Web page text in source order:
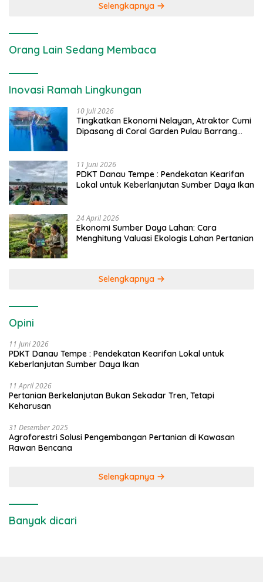
Selengkapnya
Orang Lain Sedang Membaca
Inovasi Ramah Lingkungan
10 Juli 2026
Tingkatkan Ekonomi Nelayan, Atraktor Cumi
Dipasang di Coral Garden Pulau Barrang
11 Juni 2026
PDKT Danau Tempe : Pendekatan Kearifan
Lokal untuk Keberlanjutan Sumber Daya Ikan
24 April 2026
Ekonomi Sumber Daya Lahan: Cara
Menghitung Valuasi Ekologis Lahan Pertanian
Selengkapnya
Opini
11 Juni 2026
PDKT Danau Tempe : Pendekatan Kearifan Lokal untuk
Keberlanjutan Sumber Daya Ikan
11 April 2026
Pertanian Berkelanjutan Bukan Sekadar Tren, Tetapi
Keharusan
31 Desember 2025
Agroforestri Solusi Pengembangan Pertanian di Kawasan
Rawan Bencana
Selengkapnya
Banyak dicari